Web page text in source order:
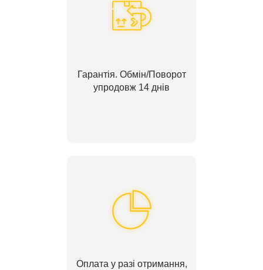
Гарантія. Обмін/Поворот
упродовж 14 днів
Оплата у разі отримання,